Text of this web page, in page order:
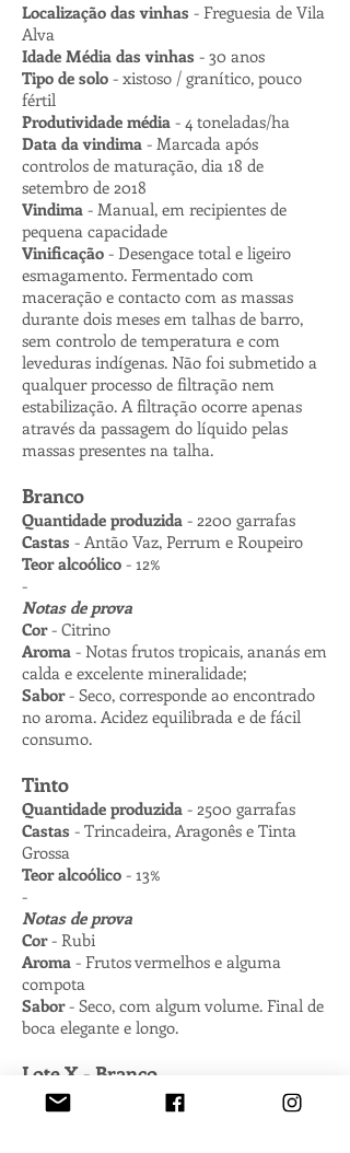
Localização das vinhas - Freguesia de Vila
Alva
Idade Média das vinhas - 30 anos
Tipo de solo - xistoso / granítico, pouco
fértil
Produtividade média - 4 toneladas/ha
Data da vindima - Marcada após
controlos de maturação, dia 18 de
setembro de 2018
Vindima - Manual, em recipientes de
pequena capacidade
Vinificação - Desengace total e ligeiro
esmagamento. Fermentado com
maceração e contacto com as massas
durante dois meses em talhas de barro,
sem controlo de temperatura e com
leveduras indígenas. Não foi submetido a
qualquer processo de filtração nem
estabilização. A filtração ocorre apenas
através da passagem do líquido pelas
massas presentes na talha.
Branco
Quantidade produzida - 2200 garrafas
Castas - Antão Vaz, Perrum e Roupeiro
Teor alcoólico - 12%
-
Notas de prova
Cor- Citrino
Aroma - Notas frutos tropicais, ananás em
calda e excelente mineralidade;
Sabor- Seco, corresponde ao encontrado
no aroma. Acidez equilibrada e de fácil
consumo.
Tinto
Quantidade produzida - 2500 garrafas
Castas - Trincadeira, Aragonês e Tinta
Grossa
Teor alcoólico - 13%
-
Notas de prova
Cor- Rubi
Aroma - Frutos vermelhos e alguma
compota
Sabor- Seco, com algum volume. Final de
boca elegante e longo.
Lote X - Branco
O ‘Mestre Daniel - Lote X’ é produzido em
apenas uma talha fabricada em Vila Alva